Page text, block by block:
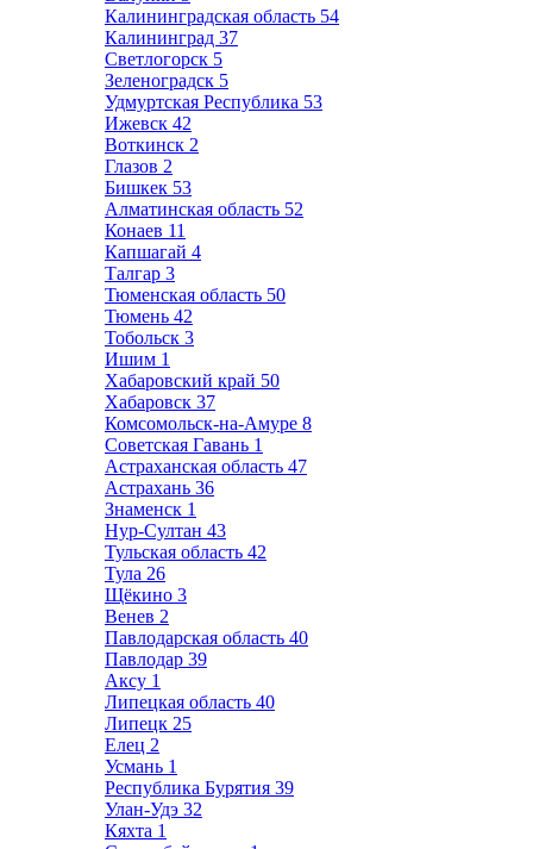
Калининградская область 54
Калининград 37
Светлогорск 5
Зеленоградск 5
Удмуртская Республика 53
Ижевск 42
Воткинск 2
Глазов 2
Бишкек 53
Алматинская область 52
Конаев 11
Капшагай 4
Талгар 3
Тюменская область 50
Тюмень 42
Тобольск 3
Ишим 1
Хабаровский край 50
Хабаровск 37
Комсомольск-на-Амуре 8
Советская Гавань 1
Астраханская область 47
Астрахань 36
Знаменск 1
Нур-Султан 43
Тульская область 42
Тула 26
Щёкино 3
Венев 2
Павлодарская область 40
Павлодар 39
Аксу 1
Липецкая область 40
Липецк 25
Елец 2
Усмань 1
Республика Бурятия 39
Улан-Удэ 32
Кяхта 1